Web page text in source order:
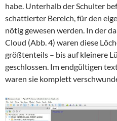
habe. Unterhalb der Schulter
schattierter Bereich, für den
nötig gewesen werden. In der
Cloud (Abb. 4) waren diese
größtenteils – bis auf kleinere
geschlossen. Im endgültigen
waren sie komplett